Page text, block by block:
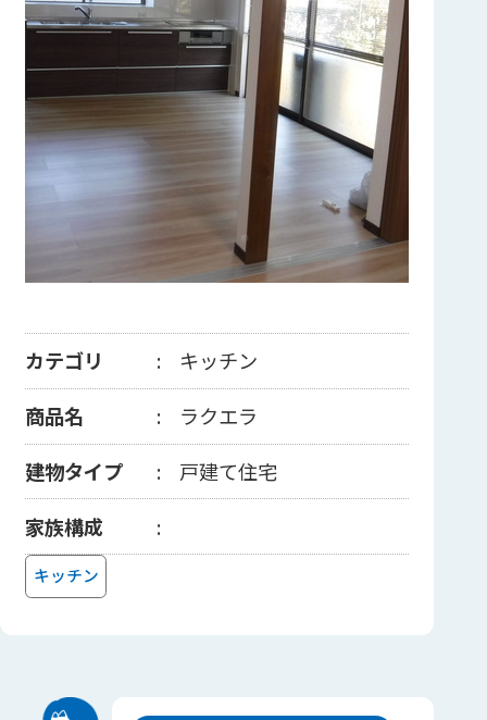
カテゴリ
キッチン
商品名
ラクエラ
建物タイプ
戸建て住宅
家族構成
キッチン